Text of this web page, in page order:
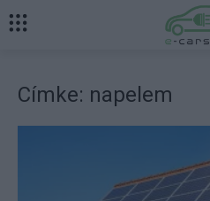
Címke: napelem